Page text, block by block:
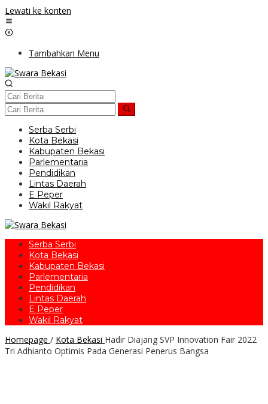
Lewati ke konten
Tambahkan Menu
Serba Serbi
Kota Bekasi
Kabupaten Bekasi
Parlementaria
Pendidikan
Lintas Daerah
E Peper
Wakil Rakyat
Serba Serbi
Kota Bekasi
Kabupaten Bekasi
Parlementaria
Pendidikan
Lintas Daerah
E Peper
Wakil Rakyat
Homepage / Kota Bekasi Hadir Diajang SVP Innovation Fair 2022
Tri Adhianto Optimis Pada Generasi Penerus Bangsa